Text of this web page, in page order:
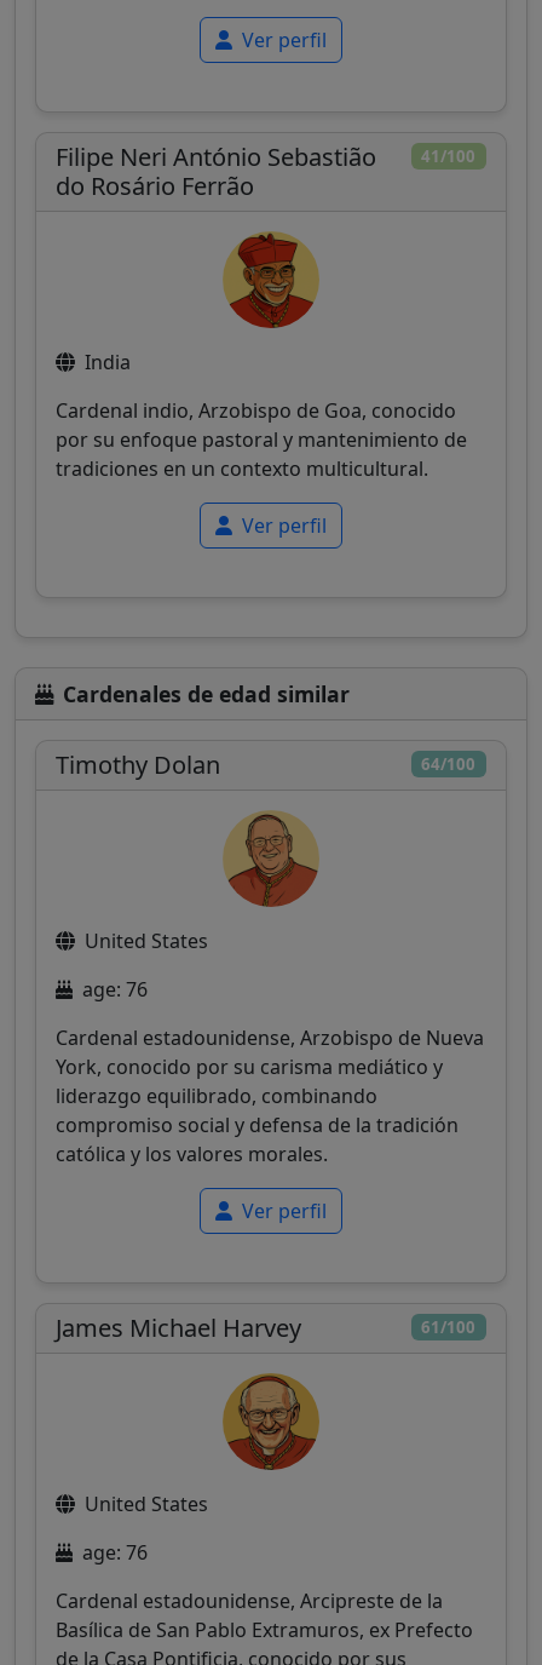
Ver perfil
41/100
Filipe Neri António Sebastião
do Rosário Ferrão
India
Cardenal indio, Arzobispo de Goa, conocido
por su enfoque pastoral y mantenimiento de
tradiciones en un contexto multicultural.
Ver perfil
Cardenales de edad similar
64/100
Timothy Dolan
United States
age: 76
Cardenal estadounidense, Arzobispo de Nueva
York, conocido por su carisma mediático y
liderazgo equilibrado, combinando
compromiso social y defensa de la tradición
católica y los valores morales.
Ver perfil
61/100
James Michael Harvey
United States
age: 76
Cardenal estadounidense, Arcipreste de la
Basílica de San Pablo Extramuros, ex Prefecto
de la Casa Pontificia, conocido por sus